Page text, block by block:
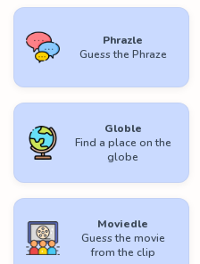
Phrazle
Guess the Phraze
Globle
Find a place on the
globe
Moviedle
Guess the movie
from the clip